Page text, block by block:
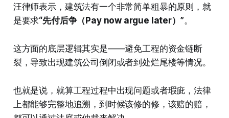
汪律师表示，建筑法有一个非常简单粗暴的原则，就
是要求“先付后争（Pay now argue later）”。
这方面的底层逻辑其实是——避免工程的资金链断
裂，导致出现建筑公司倒闭或者到处烂尾楼等情况。
也就是说，就算工程过程中出现问题或者瑕疵，法律
上都能够完整地追溯，到时候该修的修，该赔的赔，